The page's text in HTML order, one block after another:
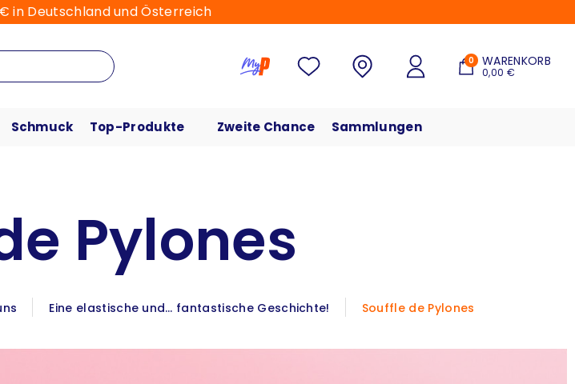
in Deutschland und Österreich
0 WARENKORB
0,00 €
Schmuck Top-Produkte Zweite Chance Sammlungen
Pylones
Eine elastische und… fantastische Geschichte! Souffle de Pylones